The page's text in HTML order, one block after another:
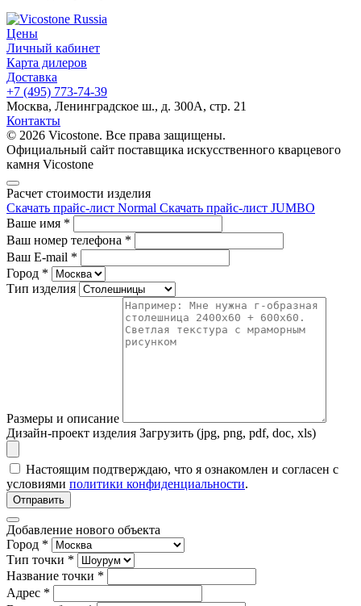
Цены
Личный кабинет
Карта дилеров
Доставка
+7 (495) 773-74-39
Москва, Ленинградское ш., д. 300А, стр. 21
Контакты
© 2026 Vicostone. Все права защищены.
Официальный сайт поставщика искусственного кварцевого
камня Vicostone
Расчет стоимости изделия
Скачать прайс-лист Normal Скачать прайс-лист JUMBO
Ваше имя *
Ваш номер телефона *
Ваш E-mail *
Город *
Тип изделия
Размеры и описание
Дизайн-проект изделия Загрузить (jpg, png, pdf, doc, xls)
Настоящим подтверждаю, что я ознакомлен и согласен с
условиями политики конфиденциальности.
Отправить
Добавление нового объекта
Город *
Тип точки *
Название точки *
Адрес *